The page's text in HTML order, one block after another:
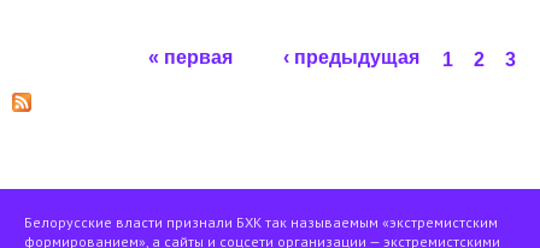
« первая ‹ предыдущая 1 2 3
Белорусские власти признали БХК так называемым «экстремистским
формированием», а сайты и соцсети организации — экстремистскими